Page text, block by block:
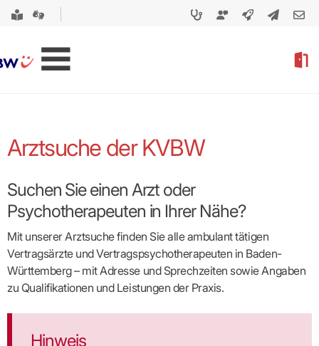
Arztsuche der KVBW
Suchen Sie einen Arzt oder
Psychotherapeuten in Ihrer Nähe?
Mit unserer Arztsuche finden Sie alle ambulant tätigen
Vertragsärzte und Vertragspsycho­therapeuten in Baden-
Württemberg – mit Adresse und Sprechzeiten sowie Angaben
zu Qualifikationen und Leistungen der Praxis.
Hinweis